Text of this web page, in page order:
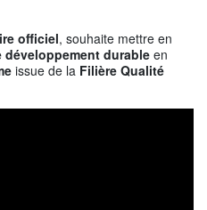
officiel, souhaite mettre en
développement durable en
issue de la Filière Qualité